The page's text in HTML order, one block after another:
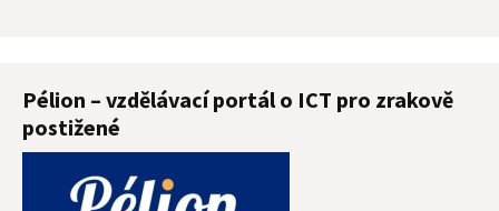
Pélion – vzdělávací portál o ICT pro zrakově
postižené